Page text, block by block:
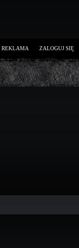
REKLAMA ZALOGUJ SIĘ